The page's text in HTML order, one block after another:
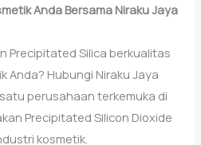
Anda Bersama Niraku Jaya
Precipitated Silica berkualitas
Anda? Hubungi Niraku Jaya
perusahaan terkemuka di
Precipitated Silicon Dioxide
kosmetik.